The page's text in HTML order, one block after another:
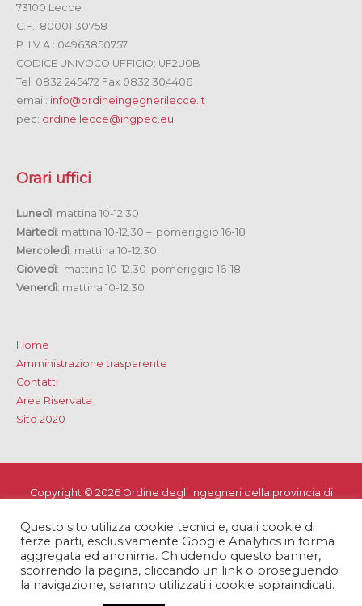
73100 Lecce
C.F.: 80001130758
P. I.V.A.: 04963850757
CODICE UNIVOCO UFFICIO: UF2U0B
Tel. 0832 245472 Fax 0832 304406
email: info@ordineingegnerilecce.it
pec: ordine.lecce@ingpec.eu
Orari uffici
Lunedì: mattina 10-12.30
Martedì: mattina 10-12.30 – pomeriggio 16-18
Mercoledì: mattina 10-12.30
Giovedì: mattina 10-12.30 pomeriggio 16-18
Venerdì: mattina 10-12.30
Home
Amministrazione trasparente
Contatti
Area Riservata
Sito 2020
Copyright © 2026 Ordine degli Ingegneri della provincia di
Privacy e Cookie Policy-Note Legali -Dichiarazione di
accessibilità
Questo sito utilizza cookie tecnici e, quali cookie di
terze parti, esclusivamente Google Analytics in forma
aggregata ed anonima. Chiudendo questo banner,
scorrendo la pagina, cliccando un link o proseguendo
la navigazione, saranno utilizzati i cookie sopraindicati.